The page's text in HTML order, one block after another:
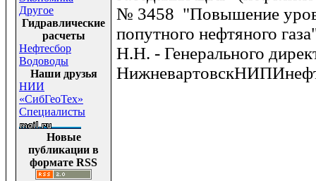
Другое
Гидравлические
расчеты
Нефтесбор
Водоводы
Наши друзья
НИИ
«СибГеоТех»
Специалисты
Новые
публикации в
формате RSS
№ 3458 "Повышение
попутного нефтяного
Н.Н. - Генерального